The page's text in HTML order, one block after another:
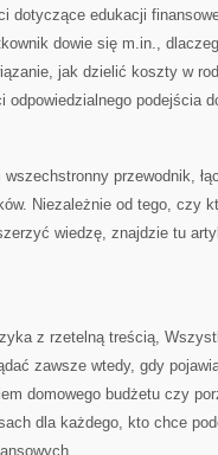
dotyczące edukacji
dowie się m.in.,
jak dzielić koszty w
podejścia
przewodnik,
Niezależnie od tego, czy
wiedzę, znajdzie tu
z rzetelną treścią,
zawsze wtedy, gdy
domowego budżetu czy
dla każdego, kto chce